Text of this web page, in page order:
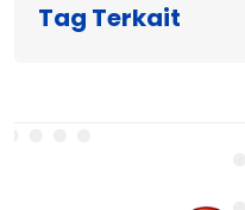
Tag Terkait